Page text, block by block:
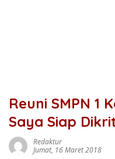
Reuni SMPN 1
Saya Siap
Redaktur
Jumat, 16 Maret 2018